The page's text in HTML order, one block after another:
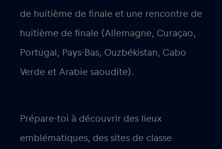
de huitième de finale et une rencontre de
huitième de finale (Allemagne, Curaçao,
Portugal, Pays-Bas, Ouzbékistan, Cabo
Verde et Arabie saoudite).
Prépare-toi à découvrir des lieux
emblématiques, des sites de classe